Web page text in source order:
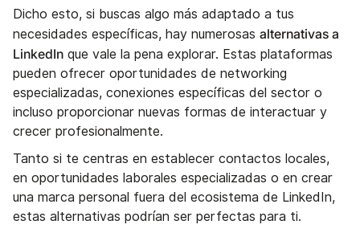
Dicho esto, si buscas algo más adaptado a tus
necesidades específicas, hay numerosas alternativas a
LinkedIn que vale la pena explorar. Estas plataformas
pueden ofrecer oportunidades de networking
especializadas, conexiones específicas del sector o
incluso proporcionar nuevas formas de interactuar y
crecer profesionalmente.
Tanto si te centras en establecer contactos locales,
en oportunidades laborales especializadas o en crear
una marca personal fuera del ecosistema de LinkedIn,
estas alternativas podrían ser perfectas para ti.